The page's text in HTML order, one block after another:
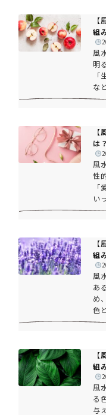
組
風
明
な
ち
ー
赤
風
っ
持
は
介
風
性
い
は
取
す
ピ
味
す
せ
組
風
あ
め
色
も
い
点
ア
仕
す
組
風
る
与